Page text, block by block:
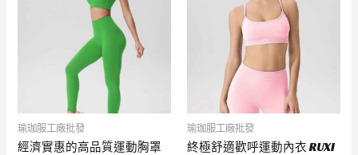
瑜珈服工廠批發
經濟實惠的高品質運動胸罩
瑜珈服工廠批發
終極舒適歡呼運動內衣 RUXI